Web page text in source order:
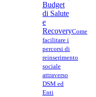
Budget
di Salute
e
RecoveryCome
facilitare i
percorsi di
reinserimento
sociale
attraverso
DSM ed
Enti